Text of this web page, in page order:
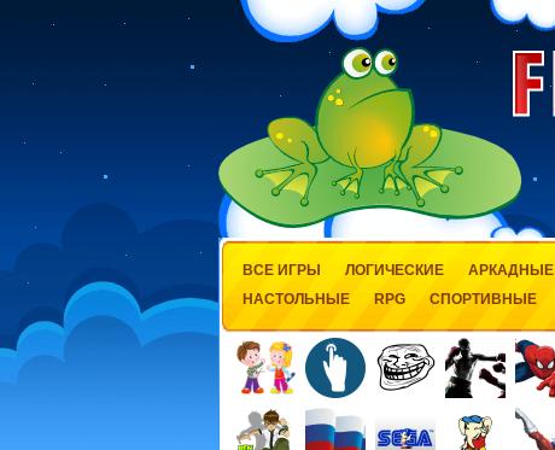
ВСЕ ИГРЫ ЛОГИЧЕСКИЕ АРКАДНЫЕ
НАСТОЛЬНЫЕ
RPG СПОРТИВНЫЕ